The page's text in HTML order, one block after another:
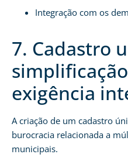
Integração com os
7. Cadastro
exigência
A criação de um cadastro
burocracia relacionada a
municipais.